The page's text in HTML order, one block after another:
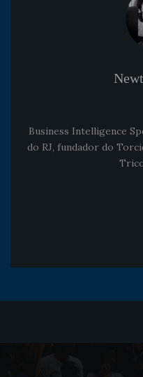
Business Intelligence
do RJ, fundador do